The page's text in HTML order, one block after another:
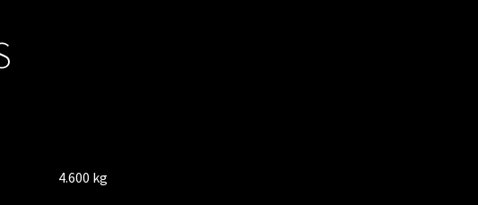
4.600 kg